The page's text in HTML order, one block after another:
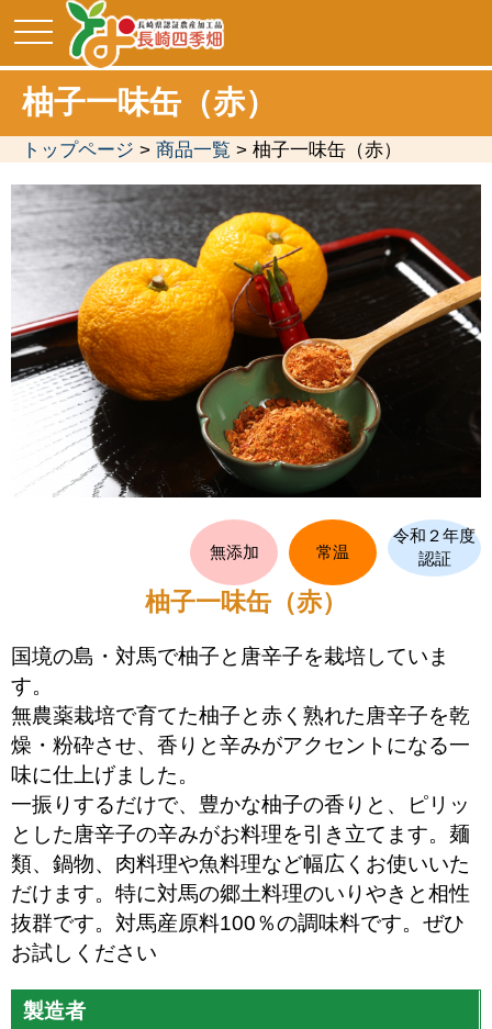
toggle
navigation
柚子一味缶（赤）
トップページ > 商品一覧 > 柚子一味缶（赤）
令和２年度
認証
常温
無添加
柚子一味缶（赤）
国境の島・対馬で柚子と唐辛子を栽培していま
す。
無農薬栽培で育てた柚子と赤く熟れた唐辛子を乾
燥・粉砕させ、香りと辛みがアクセントになる一
味に仕上げました。
一振りするだけで、豊かな柚子の香りと、ピリッ
とした唐辛子の辛みがお料理を引き立てます。麺
類、鍋物、肉料理や魚料理など幅広くお使いいた
だけます。特に対馬の郷土料理のいりやきと相性
抜群です。対馬産原料100％の調味料です。ぜひ
お試しください
製造者